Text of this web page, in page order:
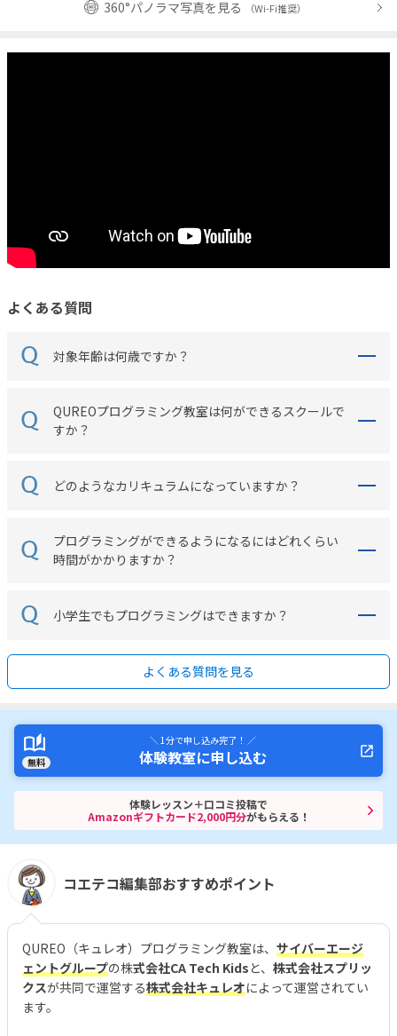
360°パノラマ写真を見る （Wi-Fi推奨）
よくある質問
対象年齢は何歳ですか？
QUREOプログラミング教室は何ができるスクールで
すか？
どのようなカリキュラムになっていますか？
プログラミングができるようになるにはどれくらい
時間がかかりますか？
小学生でもプログラミングはできますか？
よくある質問を見る
無料
＼ 1分で申し込み完了！ ／
体験教室に申し込む
体験レッスン＋口コミ投稿で
Amazonギフトカード2,000円分がもらえる！
コエテコ編集部おすすめポイント
QUREO（キュレオ）プログラミング教室は、 サイバーエージ
ェントグループの株式会社CA Tech Kids と、 株式会社スプリッ
クスが共同で運営する株式会社キュレオによって運営されてい
ます。